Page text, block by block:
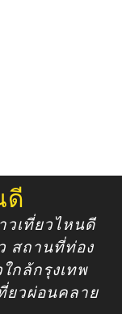
ดี
วเที่ยวไหนดี
สถานที่ท่อง
กล้กรุงเทพ
ยวผ่อนคลาย